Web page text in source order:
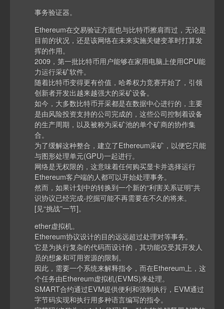
事务验证器。
Ethereum在交易验证方面也与比特币擦肩而过，无论是
目前的状况，还是该网络在未来实施关键变革时打算发
挥的作用。
2009，第一批比特币用户能够在家用电脑上使用CPU能
力运行采矿软件。
随着比特币变得更有价值，哈希权力竞赛开始了，引领
创新者开发出越来越强大的采矿设备。
如今，大多数比特币开采都是在数据中心进行的，主要
是由风险投资支持的公司完成的，这些公司控制着设备
的生产周期，以及被称为采矿池的单个矿商的协作集
合。
为了缓解这种整合，建立了Ethereum采矿，以便它只能
与图形处理单元(GPU)一起进行。
网络是无权限的，这意味着任何购买显卡并选择运行
Ethereum客户端的人都可以开始处理事务。
然而，如果计划中的转换到一个新的“利害关系证明”共
识协议已经完成-挖掘可能不再需要在不久的将来。
[见“挑战”一节]。
ether虚拟机。
Ethereum协议设计的目的远远超过处理对等事务。
它是为执行复杂的代码而设计的，其功能仅受其开发人
员的想象和可用资源的限制。
因此，需要一个系统来解释指令，而在Ethereum上，这
个任务由Ethereum虚拟机(EVMS)来处理。
SMART合约通过EVM提供便利和强制执行，EVM通过
字节码实现和执行用多种语言编写的指令。